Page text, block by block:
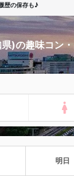
歴の保存も♪
)の趣味コン
明日